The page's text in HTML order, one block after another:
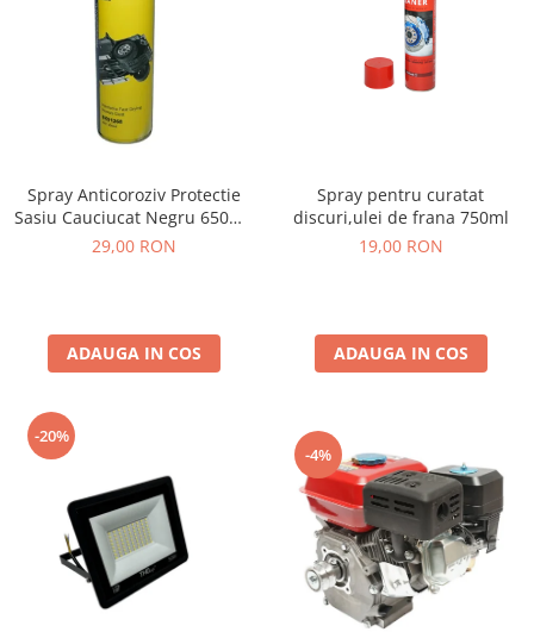
Spray Anticoroziv Protectie
Sasiu Cauciucat Negru 650ml,
Insonorizant Auto
29,00 RON
ADAUGA IN COS
Spray pentru curatat
discuri,ulei de frana 750ml
19,00 RON
ADAUGA IN COS
-20%
-4%